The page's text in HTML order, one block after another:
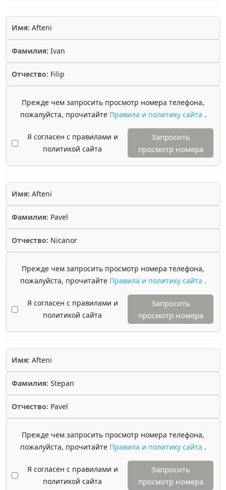
Имя: Afteni
Фамилия: Ivan
Отчество: Filip
Прежде чем запросить просмотр номера телефона,
пожалуйста, прочитайте Правила и политику сайта .
Я согласен с правилами и
политикой сайта
Запросить
просмотр номера
Имя: Afteni
Фамилия: Pavel
Отчество: Nicanor
Прежде чем запросить просмотр номера телефона,
пожалуйста, прочитайте Правила и политику сайта .
Я согласен с правилами и
политикой сайта
Запросить
просмотр номера
Имя: Afteni
Фамилия: Stepan
Отчество: Pavel
Прежде чем запросить просмотр номера телефона,
пожалуйста, прочитайте Правила и политику сайта .
Я согласен с правилами и
политикой сайта
Запросить
просмотр номера